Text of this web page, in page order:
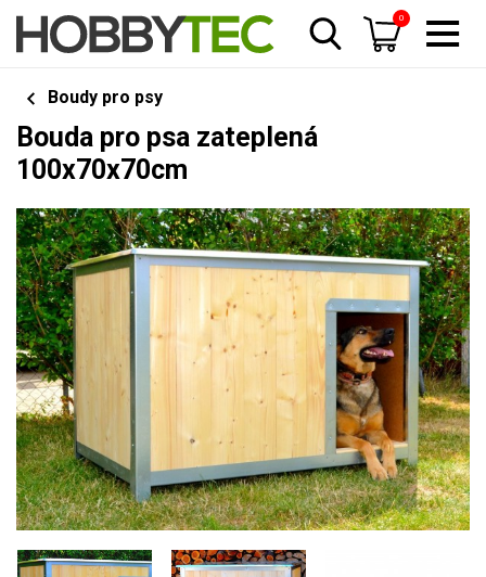
0
Boudy pro psy
Bouda pro psa zateplená
100x70x70cm